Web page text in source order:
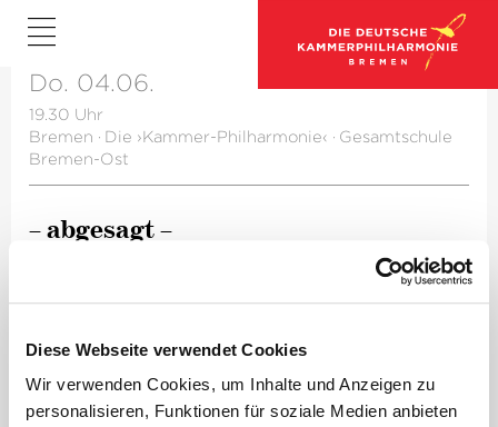
Diese Webseite verwendet Cookies
Wir verwenden Cookies, um Inhalte und Anzeigen zu
personalisieren, Funktionen für soziale Medien anbieten
Do. 04.06.
19.30 Uhr
Bremen · Die ›Kammer-Philharmonie‹ · Gesamtschule
Bremen-Ost
– abgesagt –
Ein Projekt aus dem Zukunftslabor
Weitere Informationen bezüglich eines möglichen
Nachholtermins folgen.